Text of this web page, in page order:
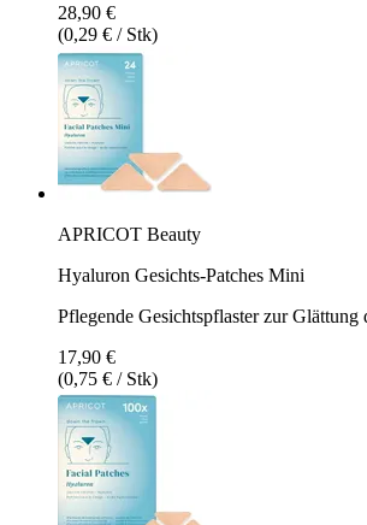
28,90 €
(0,29 € / Stk)
APRICOT Beauty
Hyaluron Gesichts‑Patches Mini
Pflegende Gesichtspflaster zur Glättung
17,90 €
(0,75 € / Stk)